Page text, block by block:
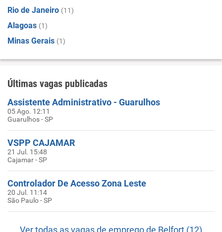
Rio de Janeiro (11)
Alagoas (1)
Minas Gerais (1)
Últimas vagas publicadas
Assistente Administrativo - Guarulhos
05 Ago. 12:11
Guarulhos - SP
VSPP CAJAMAR
21 Jul. 15:48
Cajamar - SP
Controlador De Acesso Zona Leste
20 Jul. 11:14
São Paulo - SP
Ver todas as vagas de emprego de Belfort (12)